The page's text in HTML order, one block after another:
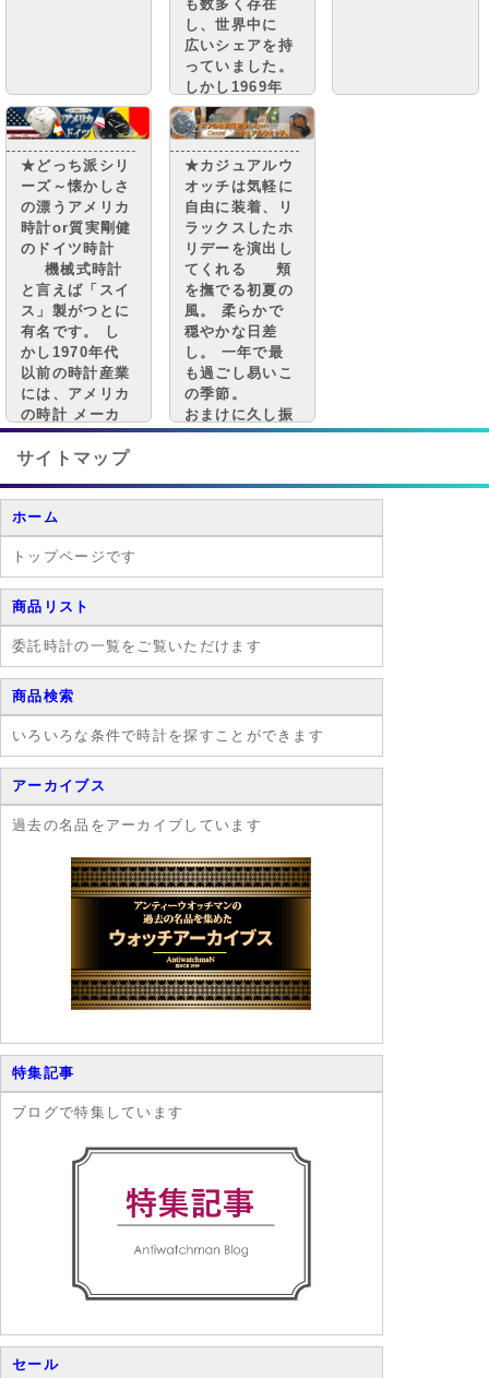
も数多く存在
し、世界中に
広いシェアを持
っていました。
しかし1969年
日本発のクオー
ツショックによ
り大きな打撃を
受け、 多くの
アメリカの時計
メーカーは衰退
してしまいまし
た。
★どっち派シリ
ーズ～懐かしさ
の漂うアメリカ
時計or質実剛健
のドイツ時計
機械式時計
と言えば「スイ
ス」製がつとに
有名です。 し
かし1970年代
以前の時計産業
には、アメリカ
の時計 メーカ
ーも数多く存在
し、世界中に広
っていました。
また、時計
産業の創成期に
は「ドイツ」が
「イギリス」、
「フランス」、
そして「スイ
ス」でさえも凌
ぐほどの技術
を有していたこ
ともありまし
た。
★カジュアルウ
オッチは気軽に
自由に装着、リ
ラックスしたホ
リデーを演出し
てくれる 頬
を撫でる初夏の
風。 柔らかで
穏やかな日差
し。 一年で最
も過ごし易いこ
の季節。
おまけに久し振
りの休日。 ス
なくてもどこか
りますよね。
サイトマップ
ホーム
トップページです
商品リスト
委託時計の一覧をご覧いただけます
商品検索
いろいろな条件で時計を探すことができます
アーカイブス
過去の名品をアーカイブしています
特集記事
ブログで特集しています
セール